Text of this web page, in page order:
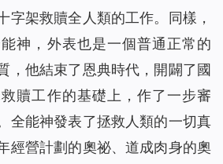
字架救贖全人類的工作。同樣，
神，外表也是一個普通正常的
，他結束了恩典時代，開闢了國
贖工作的基礎上，作了一步審
全能神發表了拯救人類的一切真
經營計劃的奧祕、道成肉身的奧